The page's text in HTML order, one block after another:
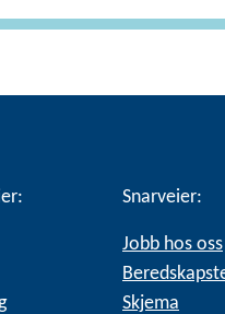
Snarveier:
Jobb hos oss
Skjema